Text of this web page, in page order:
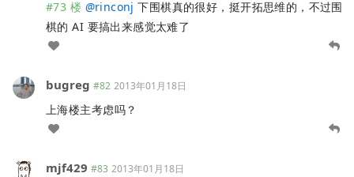
#73 楼 @rinconj 下围棋真的很好，挺开拓思维的，不过围
棋的 AI 要搞出来感觉太难了
bugreg #82 2013年01月18日
上海楼主考虑吗？
mjf429 #83 2013年01月18日